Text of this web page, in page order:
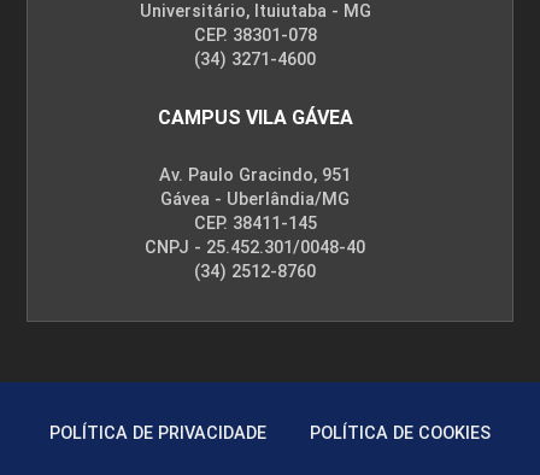
Universitário, Ituiutaba - MG
CEP. 38301-078
(34) 3271-4600
CAMPUS VILA GÁVEA
Av. Paulo Gracindo, 951
Gávea - Uberlândia/MG
CEP. 38411-145
CNPJ - 25.452.301/0048-40
(34) 2512-8760
POLÍTICA DE PRIVACIDADE POLÍTICA DE COOKIES